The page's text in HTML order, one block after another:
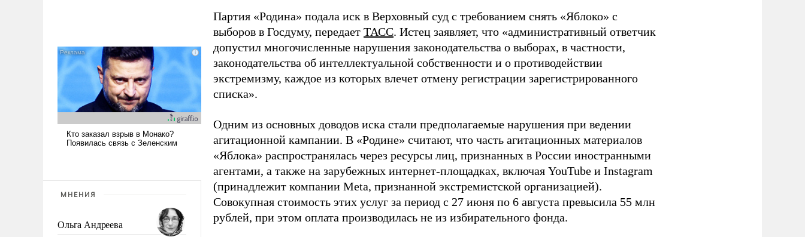
МНЕНИЯ
Ольга Андреева
Партия «Родина» подала иск в Верховный суд с требованием снять «Яблоко» с
выборов в Госдуму, передает ТАСС. Истец заявляет, что «административный ответчик
допустил многочисленные нарушения законодательства о выборах, в частности,
законодательства об интеллектуальной собственности и о противодействии
экстремизму, каждое из которых влечет отмену регистрации зарегистрированного
списка».
Одним из основных доводов иска стали предполагаемые нарушения при ведении
агитационной кампании. В «Родине» считают, что часть агитационных материалов
«Яблока» распространялась через ресурсы лиц, признанных в России иностранными
агентами, а также на зарубежных интернет-площадках, включая YouTube и Instagram
(принадлежит компании Meta, признанной экстремистской организацией).
Совокупная стоимость этих услуг за период с 27 июня по 6 августа превысила 55 млн
рублей, при этом оплата производилась не из избирательного фонда.